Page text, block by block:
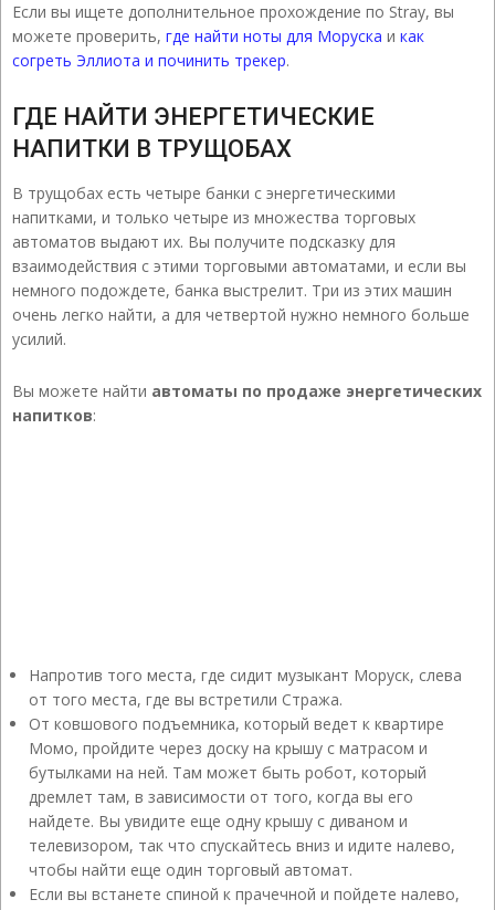
Если вы ищете дополнительное прохождение по Stray, вы
можете проверить, где найти ноты для Моруска и как
согреть Эллиота и починить трекер.
ГДЕ НАЙТИ ЭНЕРГЕТИЧЕСКИЕ
НАПИТКИ В ТРУЩОБАХ
В трущобах есть четыре банки с энергетическими
напитками, и только четыре из множества торговых
автоматов выдают их. Вы получите подсказку для
взаимодействия с этими торговыми автоматами, и если вы
немного подождете, банка выстрелит. Три из этих машин
очень легко найти, а для четвертой нужно немного больше
усилий.
Вы можете найти автоматы по продаже энергетических
напитков:
Напротив того места, где сидит музыкант Моруск, слева
от того места, где вы встретили Стража.
От ковшового подъемника, который ведет к квартире
Момо, пройдите через доску на крышу с матрасом и
бутылками на ней. Там может быть робот, который
дремлет там, в зависимости от того, когда вы его
найдете. Вы увидите еще одну крышу с диваном и
телевизором, так что спускайтесь вниз и идите налево,
чтобы найти еще один торговый автомат.
Если вы встанете спиной к прачечной и пойдете налево,